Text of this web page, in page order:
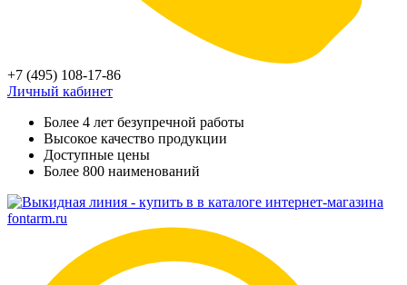
+7 (495) 108-17-86
Личный кабинет
Более 4 лет безупречной работы
Высокое качество продукции
Доступные цены
Более 800 наименований